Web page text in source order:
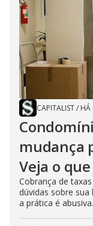
CAPITALIST/ HÁ
mudança
Veja o
Cobrança de
dúvidas sobre sua
a prática é